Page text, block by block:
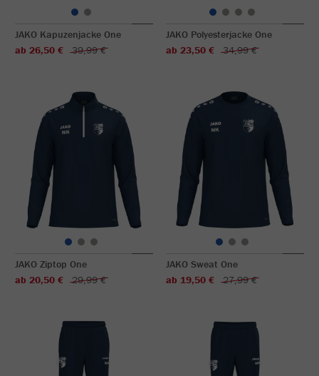
JAKO Kapuzenjacke One
ab 26,50 €
39,99 €
JAKO Polyesterjacke One
ab 23,50 €
34,99 €
JAKO Ziptop One
ab 20,50 €
29,99 €
JAKO Sweat One
ab 19,50 €
27,99 €